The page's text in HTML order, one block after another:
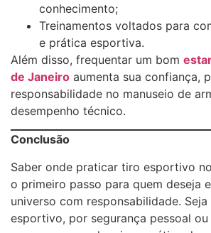
conhecimento;
Treinamentos voltados para
e prática esportiva.
Além disso, frequentar um bom
de Janeiro aumenta sua confiança,
responsabilidade no manuseio de
desempenho técnico.
Conclusão
Saber onde praticar tiro esportivo
o primeiro passo para quem deseja
universo com responsabilidade.
esportivo, por segurança pessoal